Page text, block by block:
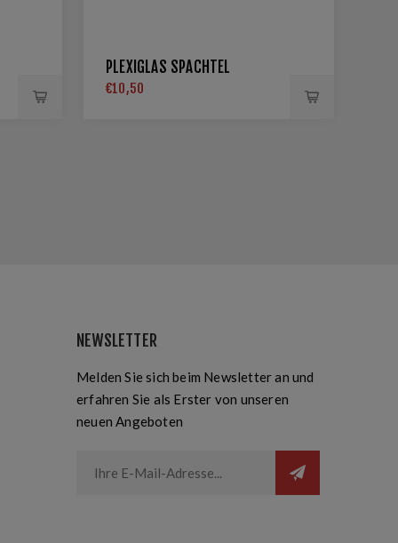
PLEXIGLAS SPACHTEL
€10,50
NEWSLETTER
Melden Sie sich beim Newsletter an und
erfahren Sie als Erster von unseren
neuen Angeboten